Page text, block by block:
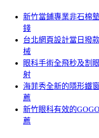
新竹當鋪專業非石棉
錢
台北網頁設計當日撥
械
眼科手術全飛秒及割
射
海菲秀全新的隱形鐵
薦
新竹眼科有效的
薦